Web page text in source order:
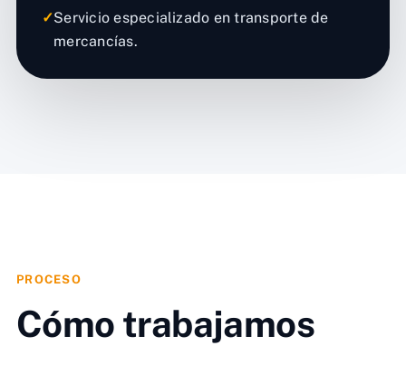
✓Servicio especializado en transporte de
mercancías.
PROCESO
Cómo trabajamos